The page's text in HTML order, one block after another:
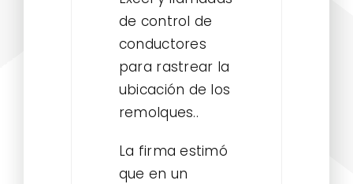
de control de
conductores
para rastrear la
ubicación de los
remolques..
La firma estimó
que en un